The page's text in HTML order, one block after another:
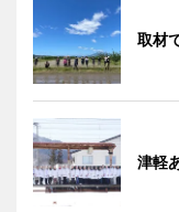
取材
津軽